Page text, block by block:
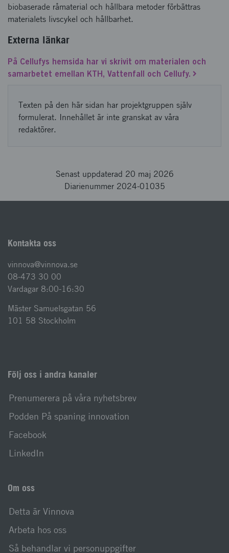
biobaserade råmaterial och hållbara metoder förbättras
materialets livscykel och hållbarhet.
Externa länkar
På Cellufys hemsida har vi skrivit om materialen och
samarbetet emellan KTH, Vattenfall och Cellufy.
Texten på den här sidan har projektgruppen själv
formulerat. Innehållet är inte granskat av våra
redaktörer.
Senast uppdaterad 20 maj 2026
Diarienummer 2024-01035
Kontakta oss
vinnova@vinnova.se
08-473 30 00
Vardagar 8:00-16:30
Mäster Samuelsgatan 56
101 58 Stockholm
Följ oss i andra kanaler
Prenumerera på våra nyhetsbrev
Podden På spaning innovation
Facebook
LinkedIn
Om oss
Detta är Vinnova
Arbeta hos oss
Så behandlar vi personuppgifter